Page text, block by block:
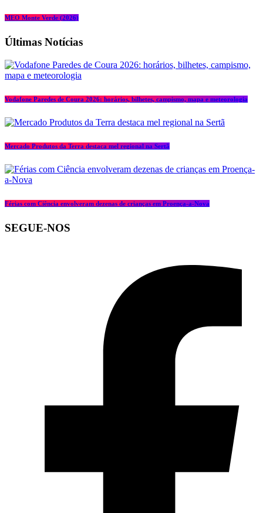
MEO Monte Verde (2026)
Últimas Notícias
Vodafone Paredes de Coura 2026: horários, bilhetes, campismo, mapa e meteorologia
Mercado Produtos da Terra destaca mel regional na Sertã
Férias com Ciência envolveram dezenas de crianças em Proença-a-Nova
SEGUE-NOS